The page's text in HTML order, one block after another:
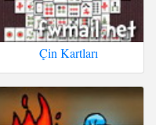
Çin Kartları